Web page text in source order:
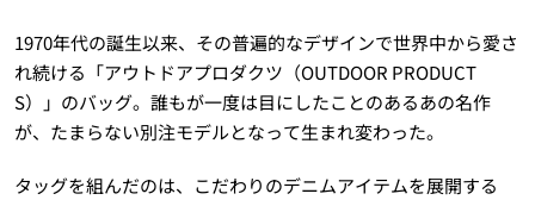
1970年代の誕生以来、その普遍的なデザインで世界中から愛さ
れ続ける「アウトドアプロダクツ（OUTDOOR PRODUCT
S）」のバッグ。誰もが一度は目にしたことのあるあの名作
が、たまらない別注モデルとなって生まれ変わった。
タッグを組んだのは、こだわりのデニムアイテムを展開する